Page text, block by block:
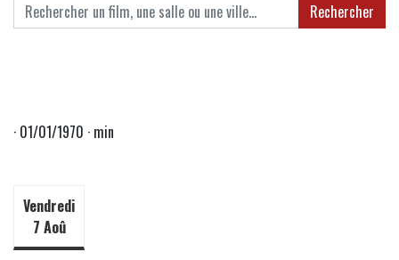
Rechercher
· 01/01/1970 · min
Vendredi
7 Aoû